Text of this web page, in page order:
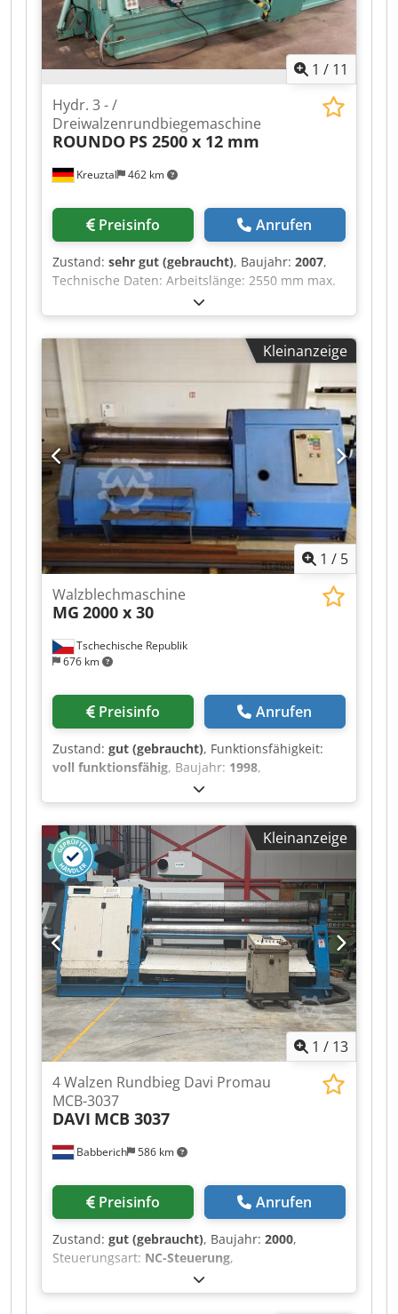
1 / 11
Kreuztal 462 km
Hydr. 3 - /
Dreiwalzenrundbiegemaschine
ROUNDO PS 2500 x 12 mm
Preisinfo Anrufen
Zustand: sehr gut (gebraucht), Baujahr: 2007,
Technische Daten: Arbeitslänge: 2550 mm max.
Biegeleistung beim kleinem Durchmesser: 12,0
mm Bieleistung ab Durchmesser 900 mm: 18
mm Anbiegung: 10 / 12,0 mm Durchmesser
Walzen 310 mm hydraulisches Klapplager
Antriebsleistung: 11 kW seitliche Biegehilfe
Blechhochhaltevorrichtung Digitalanzeige
Abmessungen (Länge x Breite x Höhe): ca. 4200 x
1500 x 1650 mm Gewicht: ca. 10 Tonnen
Zustand: Cjdpfx Asztckijahorf insgesamt sehr
guter Zustand, nur wenig benutzt Der Verkäufer
haftet nicht für Schreib- oder
Datenübermittlungsfehler. Die Maschine ist in
Optik, Technik und Verschleiß dem Alter
entsprechend; gebrauchte Maschinen werden
ohne jegliche Gewährleistung verkauft.
Kleinanzeige
1 / 5
Tschechische Republik
676 km
Walzblechmaschine
MG 2000 x 30
Preisinfo Anrufen
Zustand: gut (gebraucht), Funktionsfähigkeit:
voll funktionsfähig, Baujahr: 1998,
Maschinentyp: Hydraulische 4-Walzen-
Blechwalzmaschine Hersteller: MG
Modell/Kapazität: MG 2005 × 30 Baujahr: 1998
Anzahl der Walzen: 4 Arbeitslänge der Walzen:
2.005 mm Max. Blechdicke: 30 mm Vorbiegung:
ja, dank der 4-Walzen-Ausführung Antrieb:
hydraulisch Steuerung: separate Steuereinheit
Anwendung: Rundwalzen von Blechen,
Herstellung von Manteln, Rohren, Kegeln und
Schweißkonstruktionen Zustand: ausgezeichnet
Besichtigung möglich: nach Vereinbarung
Walzen: 4 Stück + 1 Ersatzwalze Crodpfsznyilex
Aahof 2 Stück Arbeitswalzen 300 2 Stück
Hilfswalzen 200 Gesamtlänge 4500 mm
Kleinanzeige
1 / 13
Babberich 586 km
4 Walzen Rundbieg Davi Promau
MCB-3037
DAVI MCB 3037
Preisinfo Anrufen
Zustand: gut (gebraucht), Baujahr: 2000,
Steuerungsart: NC-Steuerung,
Davi Smart
Walzen:4, Unterwalzendurchmesser:340 mm,